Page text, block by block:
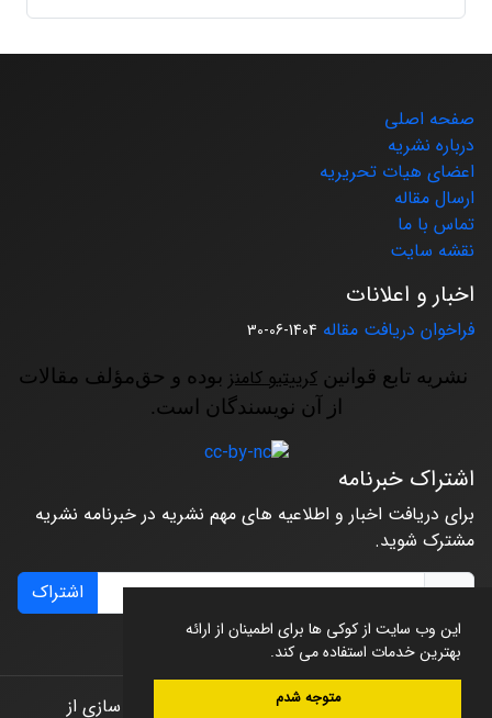
این وب سایت از کوکی ها برای اطمینان از ارائه
بهترین خدمات استفاده می کند.
متوجه شدم
صفحه اصلی
درباره نشریه
اعضای هیات تحریریه
ارسال مقاله
تماس با ما
نقشه سایت
اخبار و اعلانات
فراخوان دریافت مقاله 1404-06-30
نشریه تابع قوانین کرییتیو کامنز بوده و حق‌مؤلف مقالات
از آن نویسندگان است.
اشتراک خبرنامه
برای دریافت اخبار و اطلاعیه های مهم نشریه در خبرنامه نشریه
مشترک شوید.
اشتراک
© سامانه مدیریت نشریات علمی. طراحی و پیاده سازی از